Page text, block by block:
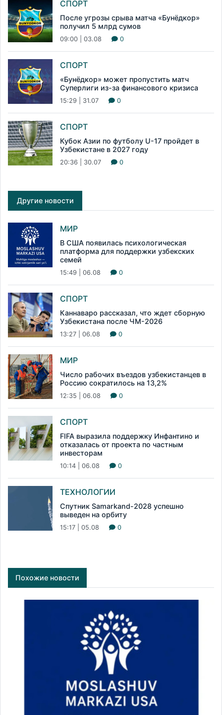
СПОРТ
После угрозы срыва матча «Бунёдкор»
получил 5 млрд сумов
09:00 | 03.08 0
СПОРТ
«Бунёдкор» может пропустить матч
Суперлиги из-за финансового кризиса
15:29 | 31.07 0
СПОРТ
Кубок Азии по футболу U-17 пройдет в
Узбекистане в 2027 году
20:36 | 30.07 0
Другие новости
МИР
В США появилась психологическая
платформа для поддержки узбекских
семей
15:49 | 06.08 0
СПОРТ
Каннаваро рассказал, что ждет сборную
Узбекистана после ЧМ-2026
13:27 | 06.08 0
МИР
Число рабочих въездов узбекистанцев в
Россию сократилось на 13,2%
12:35 | 06.08 0
СПОРТ
FIFA выразила поддержку Инфантино и
отказалась от проекта по частным
инвесторам
10:14 | 06.08 0
ТЕХНОЛОГИИ
Спутник Samarkand-2028 успешно
выведен на орбиту
15:17 | 05.08 0
Похожие новости